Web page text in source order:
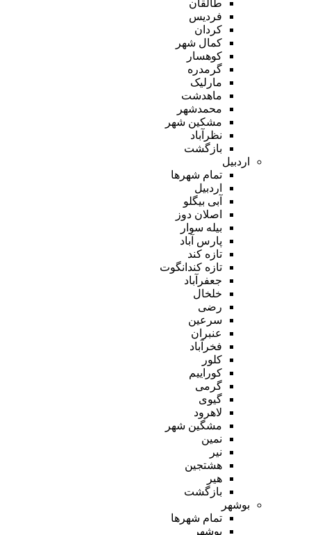
طالقان
فردیس
کردان
کمال شهر
کوهسار
گرمدره
مارلیک
ماهدشت
محمدشهر
مشکین شهر
نظرآباد
بازگشت
اردبیل
تمام شهر‌ها
اردبیل
آبی بیگلو
اصلان دوز
بیله سوار
پارس آباد
تازه کند
تازه کندانگوت
جعفرآباد
خلخال
رضی
سرعین
عنبران
فخرآباد
کلور
کوراییم
گرمی
گیوی
لاهرود
مشگین شهر
نمین
نیر
هشتجین
هیر
بازگشت
بوشهر
تمام شهر‌ها
بوشهر